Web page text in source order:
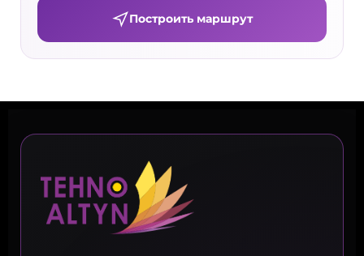
Построить маршрут